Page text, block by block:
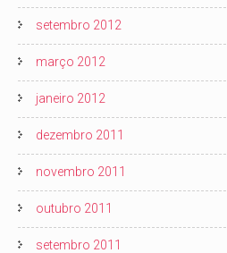
setembro 2012
março 2012
janeiro 2012
dezembro 2011
novembro 2011
outubro 2011
setembro 2011